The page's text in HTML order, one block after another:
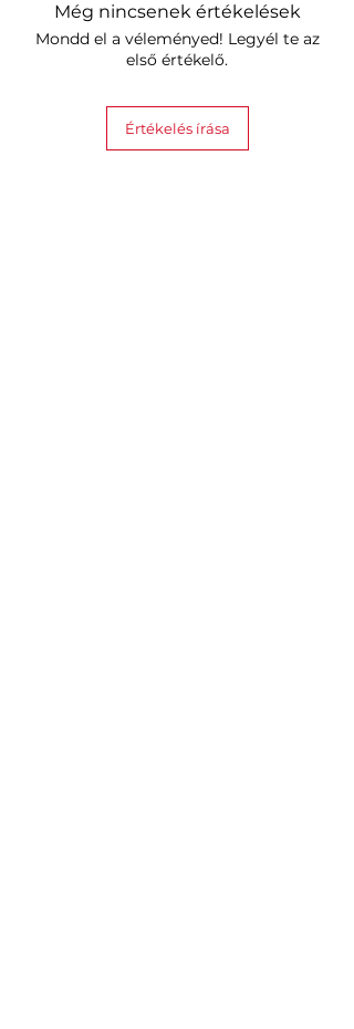
Színhőmérséklet:2700K – 6500K
Kapcsolat:2,4 GHz Wi-Fi +
Bluetooth
Google Assistant, Matter
Még nincsenek értékelések
Mondd el a véleményed! Legyél te az
első értékelő.
Értékelés írása